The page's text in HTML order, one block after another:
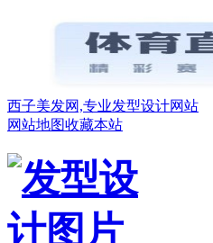
西子美发网,专业发型设计网站
网站地图收藏本站